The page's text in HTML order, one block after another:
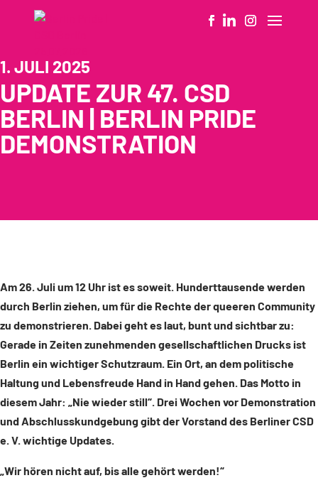
1. JULI 2025
UPDATE ZUR 47. CSD
BERLIN | BERLIN PRIDE
DEMONSTRATION
Am 26. Juli um 12 Uhr ist es soweit. Hunderttausende werden
durch Berlin ziehen, um für die Rechte der queeren Community
zu demonstrieren. Dabei geht es laut, bunt und sichtbar zu:
Gerade in Zeiten zunehmenden gesellschaftlichen Drucks ist
Berlin ein wichtiger Schutzraum. Ein Ort, an dem politische
Haltung und Lebensfreude Hand in Hand gehen. Das Motto in
diesem Jahr: „Nie wieder still“. Drei Wochen vor Demonstration
und Abschlusskundgebung gibt der Vorstand des Berliner CSD
e. V. wichtige Updates.
„Wir hören nicht auf, bis alle gehört werden!“